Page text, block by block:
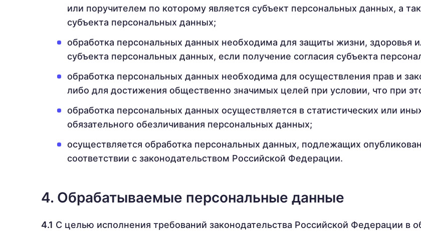
или поручителем по которому является субъект персональных данных, а
субъекта персональных данных;
обработка персональных данных необходима для защиты жизни, здоровья
субъекта персональных данных, если получение согласия субъекта
обработка персональных данных необходима для осуществления прав и
либо для достижения общественно значимых целей при условии, что при
обработка персональных данных осуществляется в статистических или
обязательного обезличивания персональных данных;
осуществляется обработка персональных данных, подлежащих
соответствии с законодательством Российской Федерации.
4. Обрабатываемые персональные данные
4.1 С целью исполнения требований законодательства Российской Федерации в